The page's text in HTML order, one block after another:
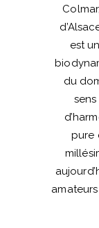
est
du
pure